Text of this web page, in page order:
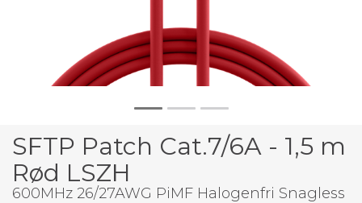
SFTP Patch Cat.7/6A - 1,5 m
Rød LSZH
600MHz 26/27AWG PiMF Halogenfri Snagless